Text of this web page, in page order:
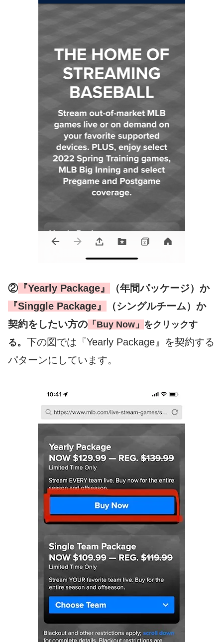
② 『Yearly Package』
（年間パッケージ）か
『Singgle Package』
（シングルチーム）か
契約をしたい方の 「Buy Now」 をクリックす
る。 下の図では『Yearly Package』を契約する
パターンにしています。